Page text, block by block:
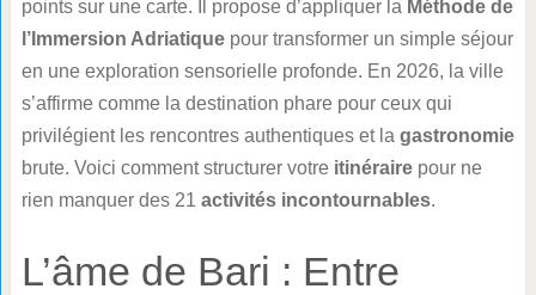
points sur une carte. Il propose d’appliquer la Méthode de
l’Immersion Adriatiquepour transformer un simple séjour
en une exploration sensorielle profonde. En 2026, la ville
s’affirme comme la destination phare pour ceux qui
privilégient les rencontres authentiques et la gastronomie
brute. Voici comment structurer votre itinérairepour ne
rien manquer des 21 activités incontournables.
L’âme de Bari : Entre